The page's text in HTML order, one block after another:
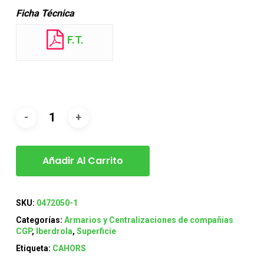
Ficha Técnica
F.T.
Añadir Al Carrito
SKU: 0472050-1
Categorías: Armarios y Centralizaciones de compañias
CGP, Iberdrola, Superficie
Etiqueta: CAHORS